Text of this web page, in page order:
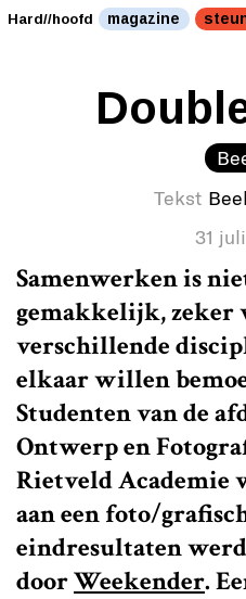
Hard//hoofd magazine
Tekst
31
Samenwerken is
gemakkelijk, zeker
verschillende
elkaar willen
Studenten van de
Ontwerp en
Rietveld Academie
aan een foto/
eindresultaten
doorWeekender.